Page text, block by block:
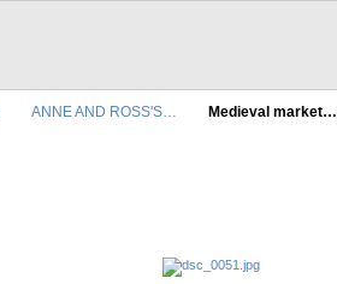
ANNE AND ROSS'S… Medieval market…